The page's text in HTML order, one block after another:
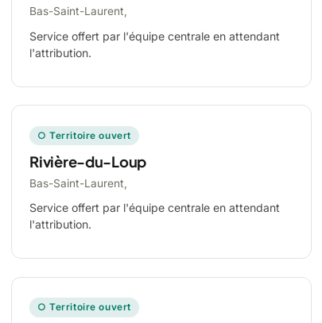
Bas-Saint-Laurent,
Service offert par l'équipe centrale en attendant
l'attribution.
○ Territoire ouvert
Rivière-du-Loup
Bas-Saint-Laurent,
Service offert par l'équipe centrale en attendant
l'attribution.
○ Territoire ouvert